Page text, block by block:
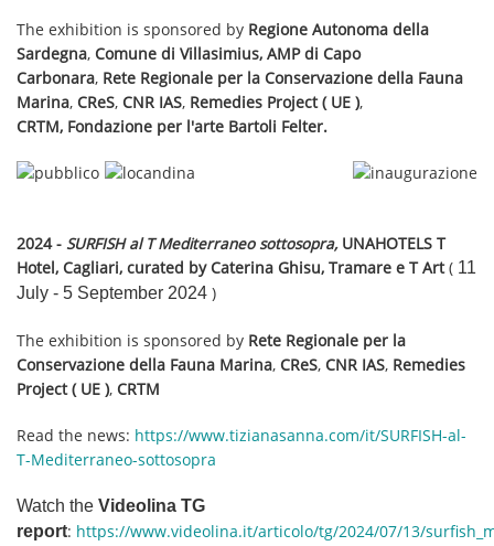
The exhibition is sponsored by Regione Autonoma della
Sardegna, Comune di Villasimius, AMP di Capo
Carbonara, Rete Regionale per la Conservazione della Fauna
Marina, CReS, CNR IAS, Remedies Project ( UE ),
CRTM, Fondazione per l'arte Bartoli Felter.
2024 - SURFISH al T Mediterraneo sottosopra, UNAHOTELS T
Hotel, Cagliari, curated by Caterina Ghisu, Tramare e T Art( 11
July - 5 September 2024 )
The exhibition is sponsored by Rete Regionale per la
Conservazione della Fauna Marina, CReS, CNR IAS, Remedies
Project ( UE ), CRTM
Read the news: https://www.tizianasanna.com/it/SURFISH-al-
T-Mediterraneo-sottosopra
Watch the Videolina TG
report: https://www.videolina.it/articolo/tg/2024/07/13/